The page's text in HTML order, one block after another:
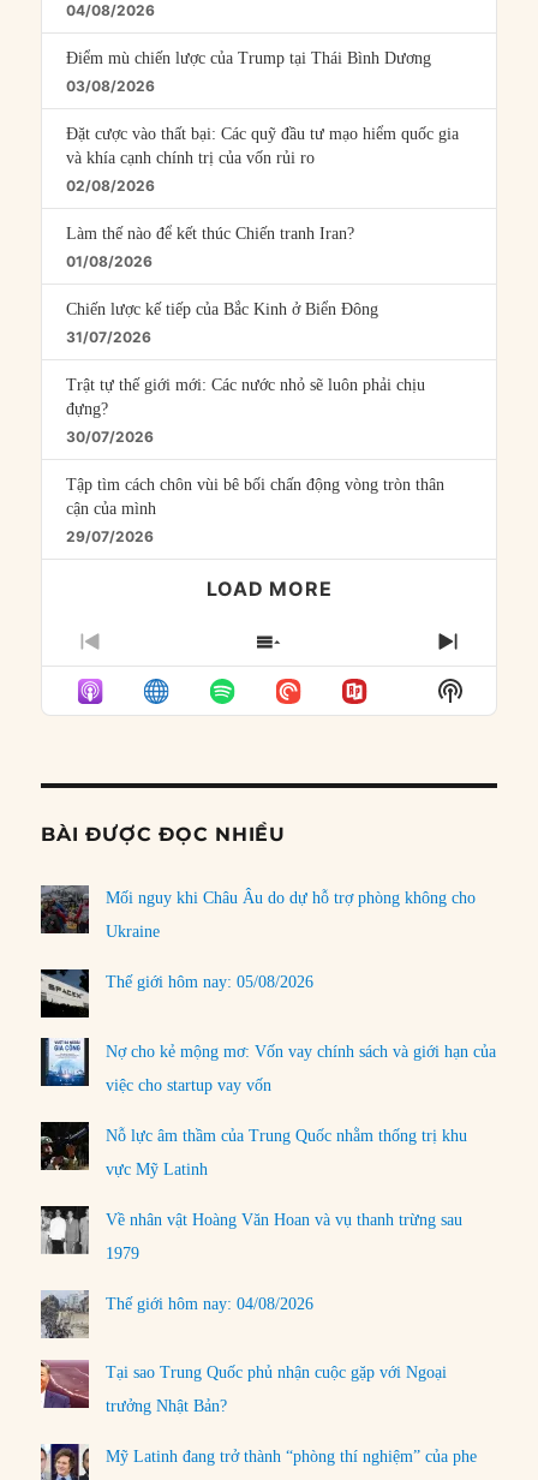
04/08/2026
Điểm mù chiến lược của Trump tại Thái Bình Dương
03/08/2026
Đặt cược vào thất bại: Các quỹ đầu tư mạo hiểm quốc gia
và khía cạnh chính trị của vốn rủi ro
02/08/2026
Làm thế nào để kết thúc Chiến tranh Iran?
01/08/2026
Chiến lược kế tiếp của Bắc Kinh ở Biển Đông
31/07/2026
Trật tự thế giới mới: Các nước nhỏ sẽ luôn phải chịu
đựng?
30/07/2026
Tập tìm cách chôn vùi bê bối chấn động vòng tròn thân
cận của mình
29/07/2026
LOAD MORE
PREVIOUS
EPISODE
SHOW
EPISODES
LIST
NEXT
Show
Podcast
BÀI ĐƯỢC ĐỌC NHIỀU
Mối nguy khi Châu Âu do dự hỗ trợ phòng không cho
Ukraine
Thế giới hôm nay: 05/08/2026
Nợ cho kẻ mộng mơ: Vốn vay chính sách và giới hạn của
việc cho startup vay vốn
Nỗ lực âm thầm của Trung Quốc nhằm thống trị khu
vực Mỹ Latinh
Về nhân vật Hoàng Văn Hoan và vụ thanh trừng sau
1979
Thế giới hôm nay: 04/08/2026
Tại sao Trung Quốc phủ nhận cuộc gặp với Ngoại
trưởng Nhật Bản?
Mỹ Latinh đang trở thành “phòng thí nghiệm” của phe